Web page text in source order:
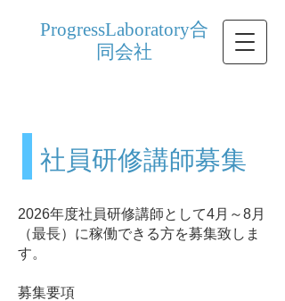
ProgressLaboratory合
同会社
​社員研修講師募集
2026年度社員研修講師として4月～8月
（最長）に稼働できる方を募集致しま
す。
募集要項